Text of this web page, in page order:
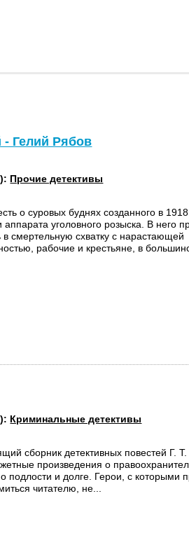
Гелий Рябов
Прочие детективы
о суровых буднях созданного в
аппарата уголовного розыска. В него
в смертельную схватку с нарастающей
рабочие и крестьяне, в
Криминальные детективы
сборник детективных повестей Г.
произведения о
подлости и долге. Герои, с которыми
читателю, не...